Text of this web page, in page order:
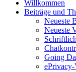
Willkommen
Beiträge und
Neueste
Neueste
Going